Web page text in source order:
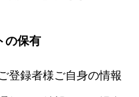
の保有
登録者様ご自身の情報